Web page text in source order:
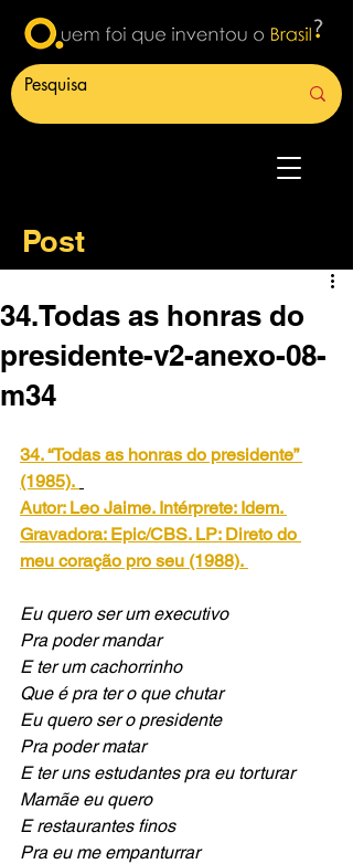
Post
34.Todas as honras do
presidente-v2-anexo-08-
m34
34. “Todas as honras do presidente”
(1985).
Autor: Leo Jaime. Intérprete: Idem.
Gravadora: Epic/CBS. LP: Direto do
meu coração pro seu (1988).
Eu quero ser um executivo
Pra poder mandar
E ter um cachorrinho
Que é pra ter o que chutar
Eu quero ser o presidente
Pra poder matar
E ter uns estudantes pra eu torturar
Mamãe eu quero
E restaurantes finos
Pra eu me empanturrar